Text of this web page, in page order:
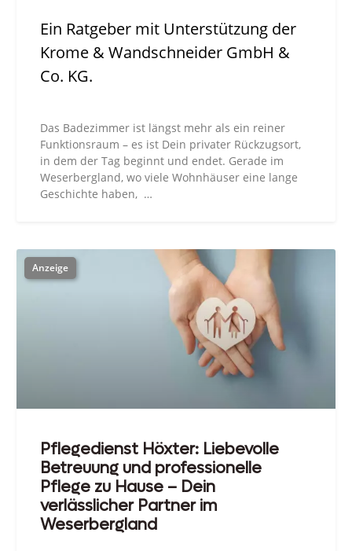
Ein Ratgeber mit Unterstützung der
Krome & Wandschneider GmbH &
Co. KG.
Das Badezimmer ist längst mehr als ein reiner
Funktionsraum – es ist Dein privater Rückzugsort,
in dem der Tag beginnt und endet. Gerade im
Weserbergland, wo viele Wohnhäuser eine lange
Geschichte haben, …
Pflegedienst Höxter: Liebevolle
Betreuung und professionelle
Pflege zu Hause – Dein
verlässlicher Partner im
Weserbergland